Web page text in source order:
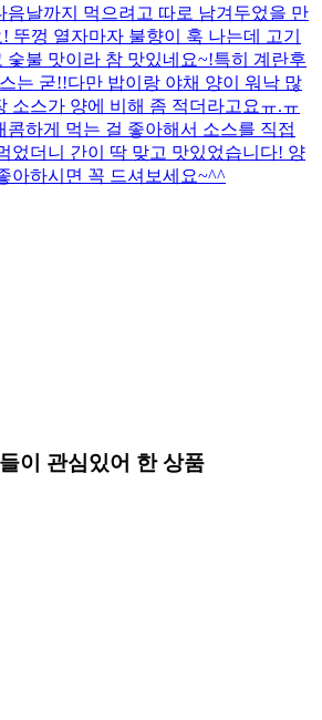
음날까지 먹으려고 따로 남겨두었을 만
뚜껑 열자마자 불향이 훅 나는데 고기
숯불 맛이라 참 맛있네요~!특히 계란후
는 굳!! ​다만 밥이랑 야채 양이 워낙 많
소스가 양에 비해 좀 적더라고요ㅠ.ㅠ
콤하게 먹는 걸 좋아해서 소스를 직접
었더니 간이 딱 맞고 맛있었습니다! 양
아하시면 꼭 드셔보세요~^^
이 관심있어 한 상품